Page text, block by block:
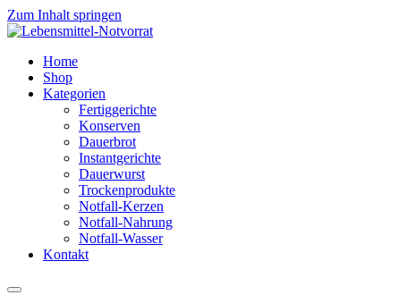
Zum Inhalt springen
Home
Shop
Kategorien
Fertiggerichte
Konserven
Dauerbrot
Instantgerichte
Dauerwurst
Trockenprodukte
Notfall-Kerzen
Notfall-Nahrung
Notfall-Wasser
Kontakt